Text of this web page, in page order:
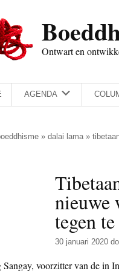
Ontwart en
AGENDA
» dalai lama»
nieuwe
tegen
30 januari 2020
Sangay, voorzitter van de in